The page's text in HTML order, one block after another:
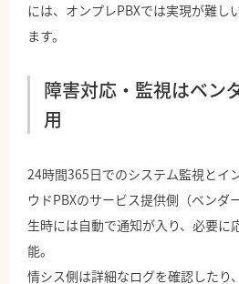
には、オンプレPBXでは実現が難し
ます。
障害対応・監視はベン
用
24時間365日でのシステム監視とイ
ウドPBXのサービス提供側（ベンダ
生時には自動で通知が入り、必要に
能。
情シス側は詳細なログを確認したり